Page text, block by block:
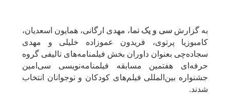
به گزارش سی و یک نما، مهدی ارگانی، همایون اسعدیان،
کامبوزیا پرتوی، فریدون عموزاده خلیلی و مهدی
سجاده‌چی بعنوان داوران بخش فیلمنامه‌های تالیفی گروه
حرفه‌ای هفتمین مسابقه فیلمنامه‌نویسی سی‌امین
جشنواره بین‌المللی فیلم‌های کودکان و نوجوانان انتخاب
شدند.